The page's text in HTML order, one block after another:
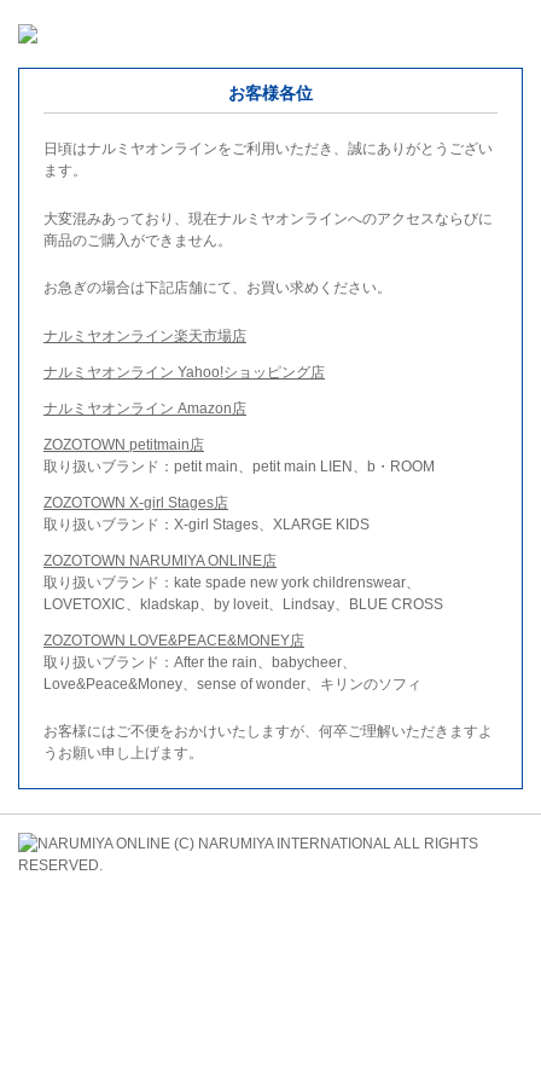
お客様各位
日頃はナルミヤオンラインをご利用いただき、誠にありがとうござい
ます。
大変混みあっており、現在ナルミヤオンラインへのアクセスならびに
商品のご購入ができません。
お急ぎの場合は下記店舗にて、お買い求めください。
ナルミヤオンライン楽天市場店
ナルミヤオンライン Yahoo!ショッピング店
ナルミヤオンライン Amazon店
ZOZOTOWN petitmain店
取り扱いブランド：petit main、petit main LIEN、b・ROOM
ZOZOTOWN X-girl Stages店
取り扱いブランド：X-girl Stages、XLARGE KIDS
ZOZOTOWN NARUMIYA ONLINE店
取り扱いブランド：kate spade new york childrenswear、
LOVETOXIC、kladskap、by loveit、Lindsay、BLUE CROSS
ZOZOTOWN LOVE&PEACE&MONEY店
取り扱いブランド：After the rain、babycheer、
Love&Peace&Money、sense of wonder、キリンのソフィ
お客様にはご不便をおかけいたしますが、何卒ご理解いただきますよ
うお願い申し上げます。